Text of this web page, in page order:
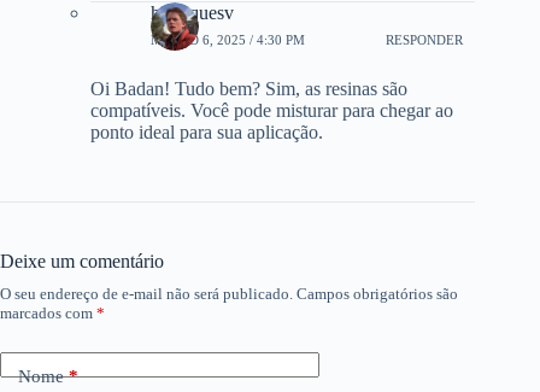
henriquesv
MARÇO 6, 2025 / 4:30 PM RESPONDER
Oi Badan! Tudo bem? Sim, as resinas são
compatíveis. Você pode misturar para chegar ao
ponto ideal para sua aplicação.
Deixe um comentário
O seu endereço de e-mail não será publicado. Campos obrigatórios são
marcados com *
Nome*